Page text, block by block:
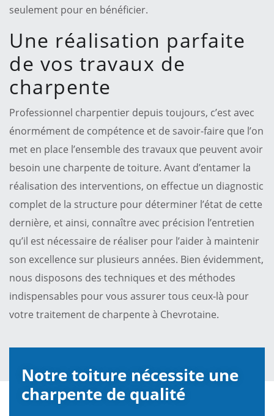
seulement pour en bénéficier.
Une réalisation parfaite
de vos travaux de
charpente
Professionnel charpentier depuis toujours, c’est avec
énormément de compétence et de savoir-faire que l’on
met en place l’ensemble des travaux que peuvent avoir
besoin une charpente de toiture. Avant d’entamer la
réalisation des interventions, on effectue un diagnostic
complet de la structure pour déterminer l’état de cette
dernière, et ainsi, connaître avec précision l’entretien
qu’il est nécessaire de réaliser pour l’aider à maintenir
son excellence sur plusieurs années. Bien évidemment,
nous disposons des techniques et des méthodes
indispensables pour vous assurer tous ceux-là pour
votre traitement de charpente à Chevrotaine.
Notre toiture nécessite une
charpente de qualité